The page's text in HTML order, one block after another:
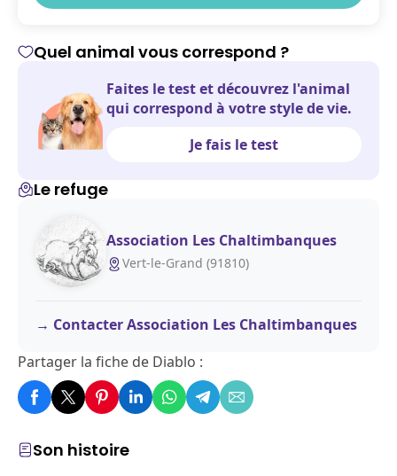
Son histoire
Quel animal vous correspond ?
Faites le test et découvrez l'animal
qui correspond à votre style de vie.
Je fais le test
Le refuge
Association Les Chaltimbanques
Vert-le-Grand (91810)
Contacter Association Les Chaltimbanques
Partager la fiche de Diablo :